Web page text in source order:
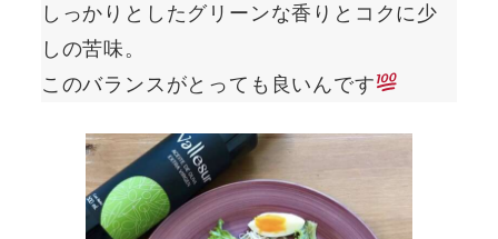
しっかりとしたグリーンな香りとコクに少
しの苦味。
このバランスがとっても良いんです